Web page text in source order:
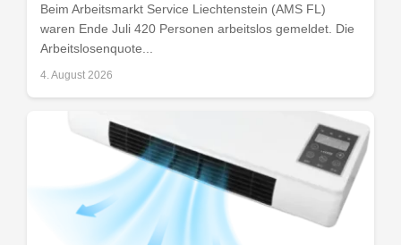
Beim Arbeitsmarkt Service Liechtenstein (AMS FL)
waren Ende Juli 420 Personen arbeitslos gemeldet. Die
Arbeitslosenquote...
4. August 2026